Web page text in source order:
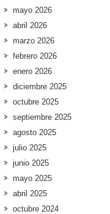
mayo 2026
abril 2026
marzo 2026
febrero 2026
enero 2026
diciembre 2025
octubre 2025
septiembre 2025
agosto 2025
julio 2025
junio 2025
mayo 2025
abril 2025
octubre 2024